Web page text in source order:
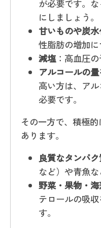
が必要です。な
にしましょう。
甘いものや炭
性脂肪の増加に
減塩：高血圧の
アルコールの
高い方は、ア
必要です。
その一方で、積極
あります。
良質なタンパ
など）や青魚な
野菜・果物・
テロールの吸
す。